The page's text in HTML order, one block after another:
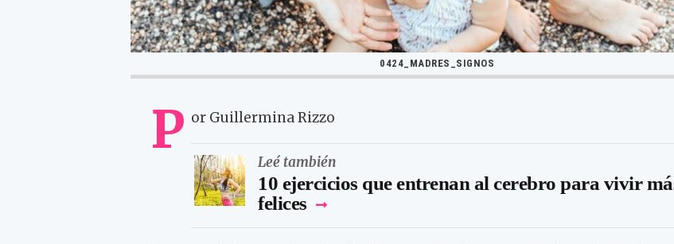
0424_MADRES_SIGNOS
P or Guillermina Rizzo
Leé también
10 ejercicios que entrenan al cerebro para vivir
felices